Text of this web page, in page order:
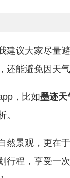
建议大家尽量
还能避免因天
，比如墨迹天
。
然景观，更在
行程，享受一